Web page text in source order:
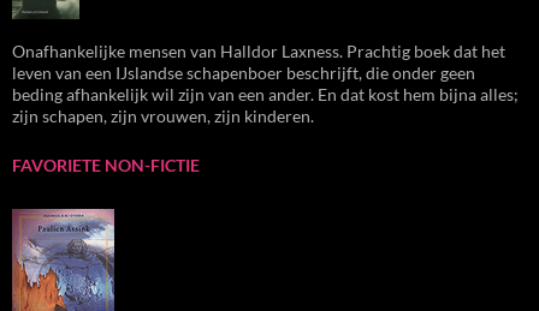
Onafhankelijke mensen van Halldor Laxness. Prachtig boek dat het
leven van een IJslandse schapenboer beschrijft, die onder geen
beding afhankelijk wil zijn van een ander. En dat kost hem bijna alles;
zijn schapen, zijn vrouwen, zijn kinderen.
FAVORIETE NON-FICTIE